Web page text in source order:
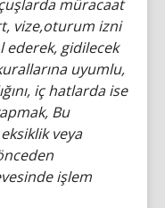
müracaat
vize,oturum izni
ederek, gidilecek
uyumlu,
iç hatlarda ise
Bu
veya
işlem